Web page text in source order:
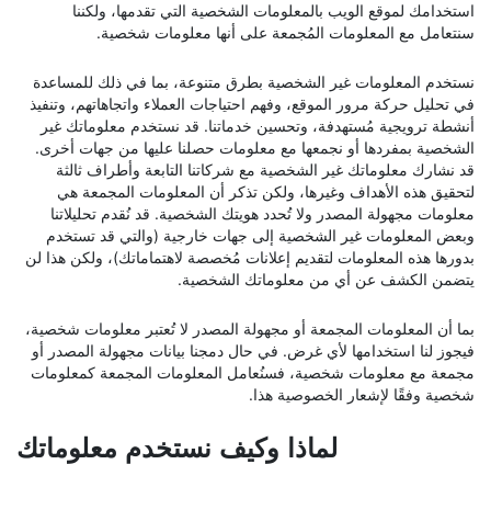
استخدامك لموقع الويب بالمعلومات الشخصية التي تقدمها، ولكننا
سنتعامل مع المعلومات المُجمعة على أنها معلومات شخصية.
نستخدم المعلومات غير الشخصية بطرق متنوعة، بما في ذلك للمساعدة
في تحليل حركة مرور الموقع، وفهم احتياجات العملاء واتجاهاتهم، وتنفيذ
أنشطة ترويجية مُستهدفة، وتحسين خدماتنا. قد نستخدم معلوماتك غير
الشخصية بمفردها أو نجمعها مع معلومات حصلنا عليها من جهات أخرى.
قد نشارك معلوماتك غير الشخصية مع شركاتنا التابعة وأطراف ثالثة
لتحقيق هذه الأهداف وغيرها، ولكن تذكر أن المعلومات المجمعة هي
معلومات مجهولة المصدر ولا تُحدد هويتك الشخصية. قد نُقدم تحليلاتنا
وبعض المعلومات غير الشخصية إلى جهات خارجية (والتي قد تستخدم
بدورها هذه المعلومات لتقديم إعلانات مُخصصة لاهتماماتك)، ولكن هذا لن
يتضمن الكشف عن أي من معلوماتك الشخصية.
بما أن المعلومات المجمعة أو مجهولة المصدر لا تُعتبر معلومات شخصية،
فيجوز لنا استخدامها لأي غرض. في حال دمجنا بيانات مجهولة المصدر أو
مجمعة مع معلومات شخصية، فسنُعامل المعلومات المجمعة كمعلومات
شخصية وفقًا لإشعار الخصوصية هذا.
لماذا وكيف نستخدم معلوماتك